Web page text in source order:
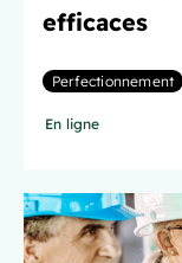
efficaces
Perfectionnement
En ligne